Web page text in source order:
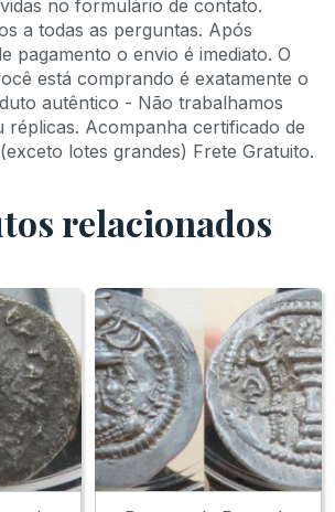
no formulário de contato.
a todas as perguntas. Após
pagamento o envio é imediato. O
está comprando é exatamente o
autêntico - Não trabalhamos
réplicas. Acompanha certificado de
lotes grandes) Frete Gratuito.
relacionados